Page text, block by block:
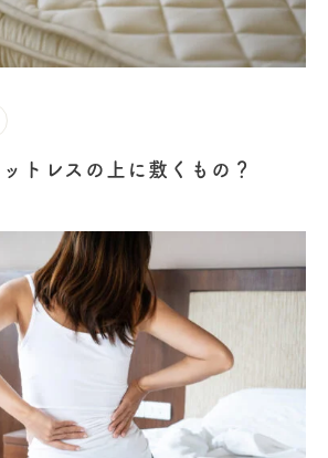
トレスの上に敷くもの？